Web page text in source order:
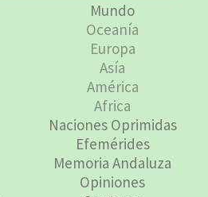
Mundo
Oceanía
Europa
Asía
América
Africa
Naciones Oprimidas
Efemérides
Memoria Andaluza
Opiniones